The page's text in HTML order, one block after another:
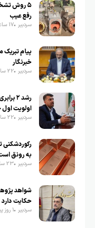
۵ روش
رفع عیب
سردبیر 17 ساعت پیش
پیام
خبرنگار
سردبیر 22 ساعت پیش
رشد ۲
اولویت اول
سردبیر 22 ساعت پیش
رکوردشکنی
به رونق
سردبیر 23 ساعت پیش
شواهد
حکایت دارد
سردبیر 1 روز پیش